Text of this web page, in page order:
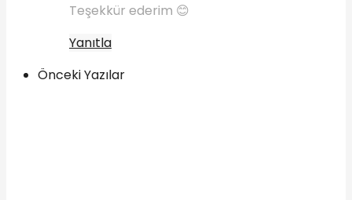
Teşekkür ederim 😊
Yanıtla
Önceki Yazılar